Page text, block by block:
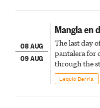
08 AUG
09 AUG
Mangia en
The last day
pantalera for
through the
fireworks
Lequio Berria